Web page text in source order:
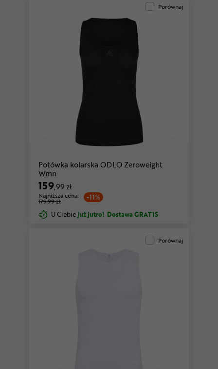
Porównaj
Potówka kolarska ODLO Zeroweight
Wmn
159,99 zł
-11%
Najniższa cena:
179,99 zł
U Ciebie już jutro! Dostawa GRATIS
Porównaj